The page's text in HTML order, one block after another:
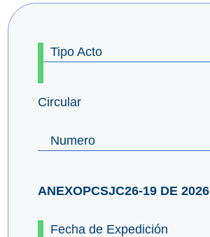
Tipo Acto
Circular
Numero
ANEXOPCSJC26-19 DE 2026
Fecha de Expedición